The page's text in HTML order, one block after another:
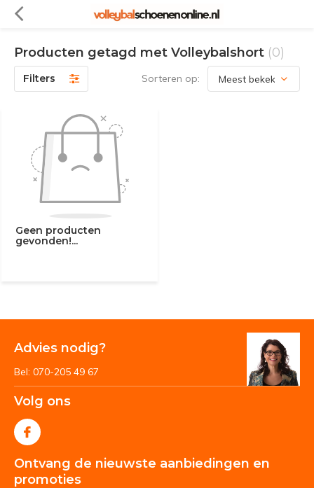
Producten getagd met Volleybalshort (0)
Filters Sorteren op:
Geen producten
gevonden!...
Advies nodig?
Bel: 070-205 49 67
Volg ons
Ontvang de nieuwste aanbiedingen en
promoties